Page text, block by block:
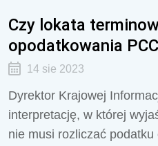
Czy lokata
opodatkowania
14 sie 2023
Dyrektor Krajowej
interpretację, w której
nie musi rozliczać podatku